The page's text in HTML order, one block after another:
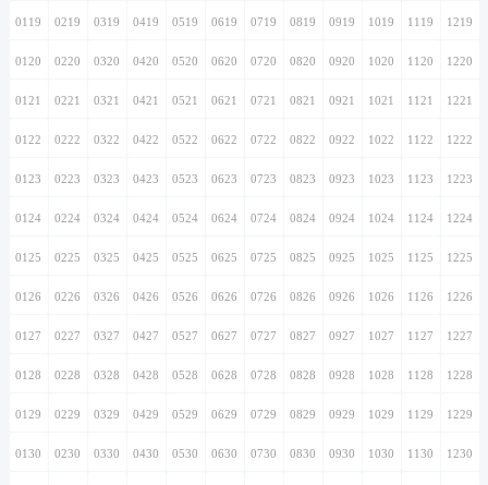
0119 0219 0319 0419 0519 0619 0719 0819 0919 1019 1119 1219
0120 0220 0320 0420 0520 0620 0720 0820 0920 1020 1120 1220
0121 0221 0321 0421 0521 0621 0721 0821 0921 1021 1121 1221
0122 0222 0322 0422 0522 0622 0722 0822 0922 1022 1122 1222
0123 0223 0323 0423 0523 0623 0723 0823 0923 1023 1123 1223
0124 0224 0324 0424 0524 0624 0724 0824 0924 1024 1124 1224
0125 0225 0325 0425 0525 0625 0725 0825 0925 1025 1125 1225
0126 0226 0326 0426 0526 0626 0726 0826 0926 1026 1126 1226
0127 0227 0327 0427 0527 0627 0727 0827 0927 1027 1127 1227
0128 0228 0328 0428 0528 0628 0728 0828 0928 1028 1128 1228
0129 0229 0329 0429 0529 0629 0729 0829 0929 1029 1129 1229
0130 0230 0330 0430 0530 0630 0730 0830 0930 1030 1130 1230